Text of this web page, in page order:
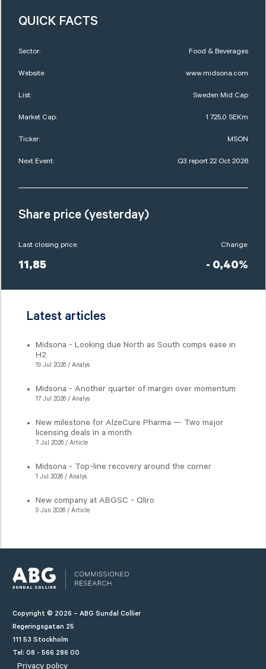
QUICK FACTS
Sector: Food & Beverages
Website: www.midsona.com
List: Sweden Mid Cap
Market Cap: 1 725,0 SEKm
Ticker: MSON
Next Event: Q3 report 22 Oct 2026
Share price (yesterday)
Last closing price:
11,85
Change:
- 0,40%
Latest articles
Midsona - Looking due North as South comps ease in
H2
19 Jul 2026 / Analys
Midsona - Another quarter of margin over momentum
17 Jul 2026 / Analys
New milestone for AlzeCure Pharma — Two major
licensing deals in a month
7 Jul 2026 / Article
Midsona - Top-line recovery around the corner
1 Jul 2026 / Analys
New company at ABGSC - Qliro
9 Jun 2026 / Article
Copyright © 2026 – ABG Sundal Collier
Regeringsgatan 25
111 53 Stockholm
Tel: 08 - 566 286 00
Privacy policy